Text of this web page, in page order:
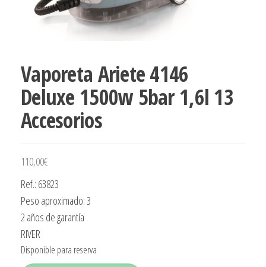
Vaporeta Ariete 4146
Deluxe 1500w 5bar 1,6l 13
Accesorios
110,00€
Ref.: 63823
Peso aproximado: 3
2 años de garantía
RIVER
Disponible para reserva